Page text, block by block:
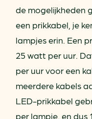
de mogelijkheden
een prikkabel, je
lampjes erin. Een
25 watt per uur.
per uur voor een
meerdere kabels
LED-prikkabel
per lampje, en dus